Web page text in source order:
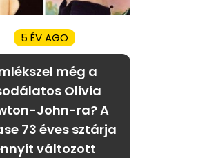
5 ÉV AGO
még a
Olivia
John-ra? A
73 éves sztárja
változott